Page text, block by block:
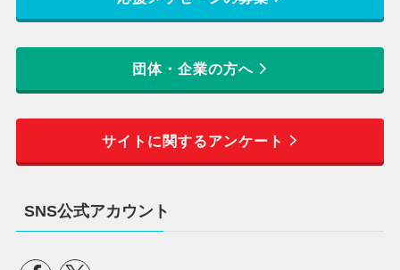
団体・企業の方へ
サイトに関するアンケート
SNS公式アカウント